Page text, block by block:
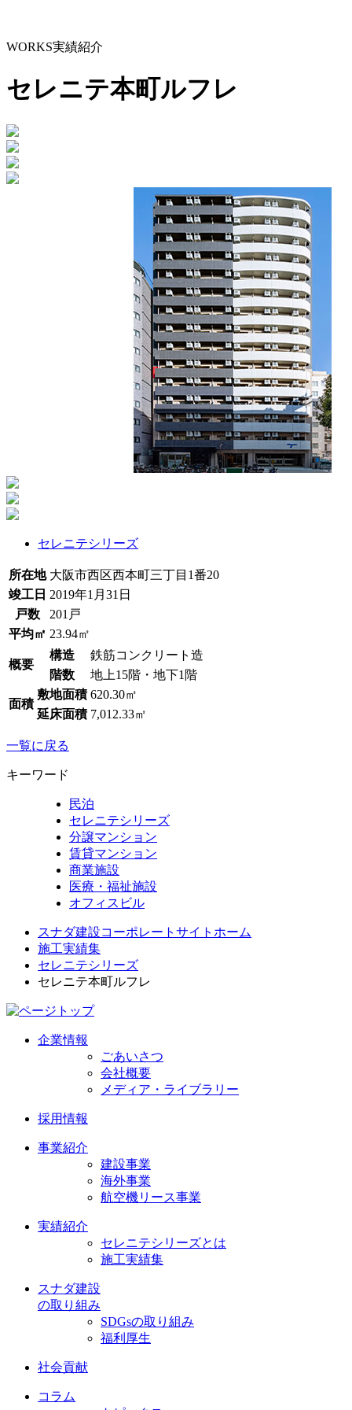
WORKS実績紹介
セレニテ本町ルフレ
セレニテシリーズ
所在地 大阪市西区西本町三丁目1番20
竣工日 2019年1月31日
戸数
201戸
平均㎡ 23.94㎡
概要
構造
鉄筋コンクリート造
階数
地上15階・地下1階
面積
敷地面積 620.30㎡
延床面積 7,012.33㎡
一覧に戻る
キーワード
民泊
セレニテシリーズ
分譲マンション
賃貸マンション
商業施設
医療・福祉施設
オフィスビル
スナダ建設コーポレートサイトホーム
施工実績集
セレニテシリーズ
セレニテ本町ルフレ
企業情報
ごあいさつ
会社概要
メディア・ライブラリー
採用情報
事業紹介
建設事業
海外事業
航空機リース事業
実績紹介
セレニテシリーズとは
施工実績集
スナダ建設
の取り組み
SDGsの取り組み
福利厚生
社会貢献
コラム